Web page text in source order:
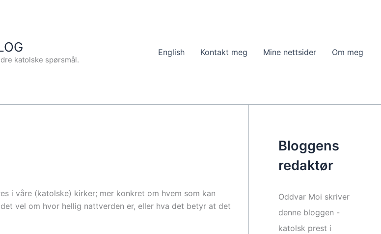
katolske spørsmål.
English Kontakt meg Mine nettsider Om meg
i våre (katolske) kirker; mer konkret om hvem som kan
vel om hvor hellig nattverden er, eller hva det betyr at det
Bloggens
redaktør
Oddvar Moi skriver
denne bloggen -
katolsk prest i